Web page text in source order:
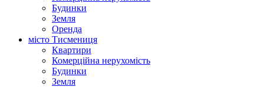
Будинки
Земля
Оренда
місто Тисмениця
Квартири
Комерційна нерухомість
Будинки
Земля